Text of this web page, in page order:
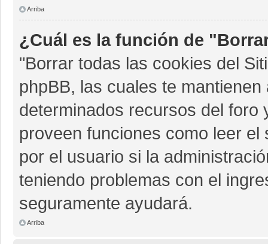
Arriba
¿Cuál es la función de
"Borrar todas las cookies del
phpBB, las cuales te
determinados recursos del foro
proveen funciones como leer
por el usuario si la
teniendo problemas con el
seguramente ayudará.
Arriba